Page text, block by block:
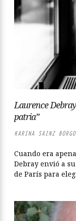
Laurence
patria”
KARINA SAINZ BORGO
Cuando era
Debray envió a
de París para